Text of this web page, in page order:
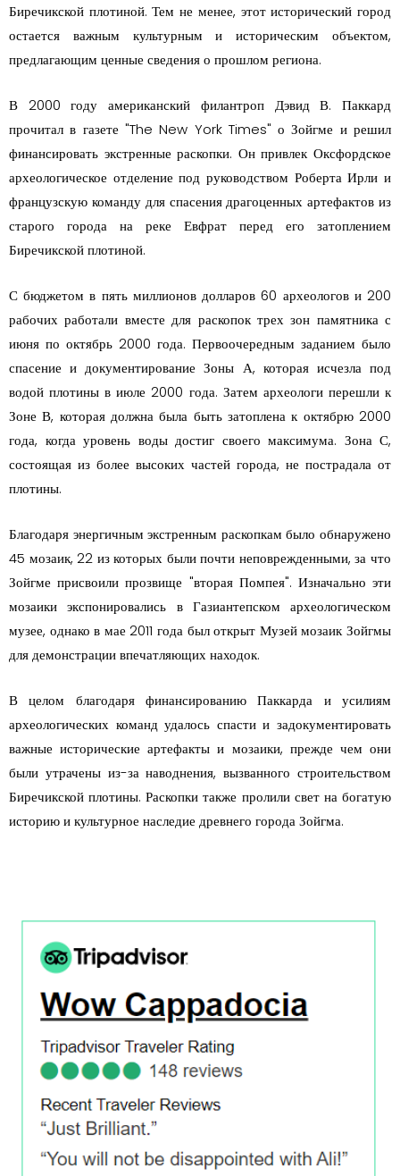
Биречикской плотиной. Тем не менее, этот исторический город
остается важным культурным и историческим объектом,
предлагающим ценные сведения о прошлом региона.
В 2000 году американский филантроп Дэвид В. Паккард
прочитал в газете "The New York Times" о Зойгме и решил
финансировать экстренные раскопки. Он привлек Оксфордское
археологическое отделение под руководством Роберта Ирли и
французскую команду для спасения драгоценных артефактов из
старого города на реке Евфрат перед его затоплением
Биречикской плотиной.
С бюджетом в пять миллионов долларов 60 археологов и 200
рабочих работали вместе для раскопок трех зон памятника с
июня по октябрь 2000 года. Первоочередным заданием было
спасение и документирование Зоны А, которая исчезла под
водой плотины в июле 2000 года. Затем археологи перешли к
Зоне В, которая должна была быть затоплена к октябрю 2000
года, когда уровень воды достиг своего максимума. Зона С,
состоящая из более высоких частей города, не пострадала от
плотины.
Благодаря энергичным экстренным раскопкам было обнаружено
45 мозаик, 22 из которых были почти неповрежденными, за что
Зойгме присвоили прозвище "вторая Помпея". Изначально эти
мозаики экспонировались в Газиантепском археологическом
музее, однако в мае 2011 года был открыт Музей мозаик Зойгмы
для демонстрации впечатляющих находок.
В целом благодаря финансированию Паккарда и усилиям
археологических команд удалось спасти и задокументировать
важные исторические артефакты и мозаики, прежде чем они
были утрачены из-за наводнения, вызванного строительством
Биречикской плотины. Раскопки также пролили свет на богатую
историю и культурное наследие древнего города Зойгма.